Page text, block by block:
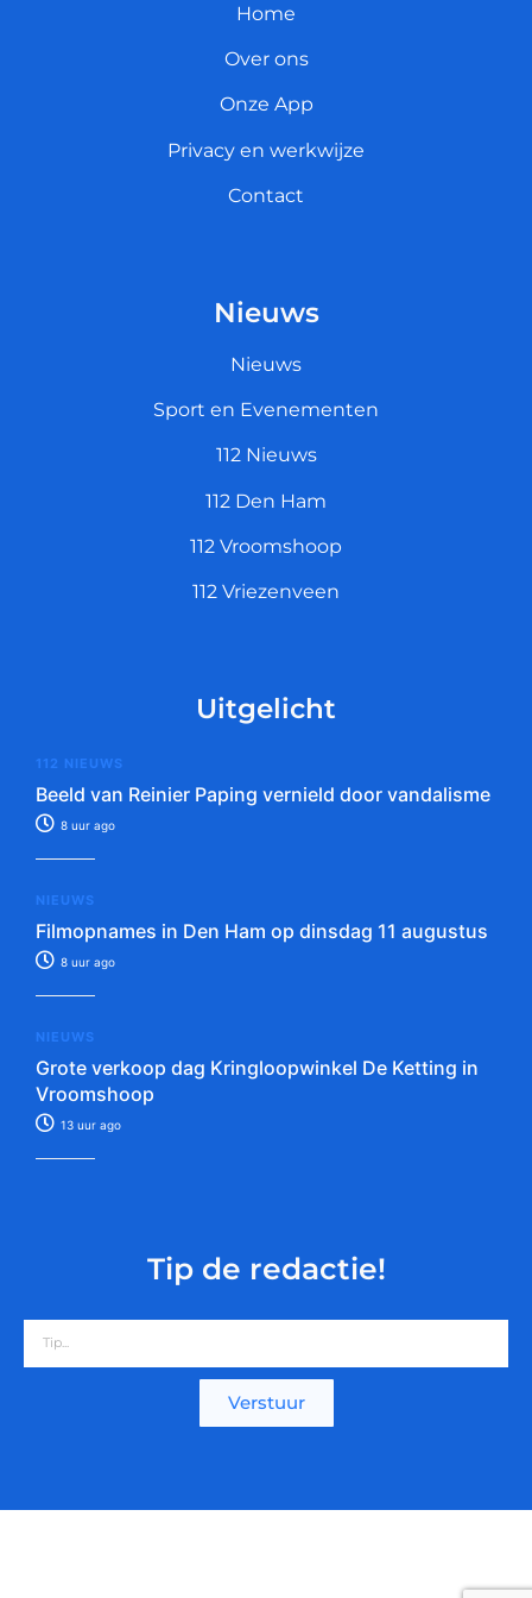
Home
Over ons
Onze App
Privacy en werkwijze
Contact
Nieuws
Nieuws
Sport en Evenementen
112 Nieuws
112 Den Ham
112 Vroomshoop
112 Vriezenveen
Uitgelicht
112 NIEUWS
Beeld van Reinier Paping vernield door vandalisme
8 uur ago
NIEUWS
Filmopnames in Den Ham op dinsdag 11 augustus
8 uur ago
NIEUWS
Grote verkoop dag Kringloopwinkel De Ketting in
Vroomshoop
13 uur ago
Tip de redactie!
Verstuur